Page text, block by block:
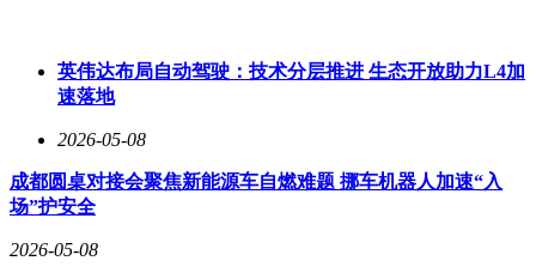
此次亮相的Robot Phone作为阿尔法战略首个新物种产品，重
构了传统智能终端形态，打通了手机智能与机器人智能的协同
而“闪电”“元气仔”人形机器人，则进一步拓宽了AI终端的场景
边界，让智能服务从手持终端延伸至立体空间，覆盖日常陪
英伟达布局自动驾驶：技术分层推进 生态开放助力L4加
速落地
2026-05-08
成都圆桌对接会聚焦新能源车自燃难题 挪车机器人加速“入
场”护安全
2026-05-08